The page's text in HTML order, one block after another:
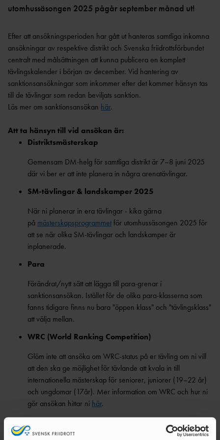
FUNKTIONÄR
utomhussäsongen 2025 pågår september månad ut!
Efter att ansökningsperioden har gått ut hanteras samtliga inkomna
ansökningar av respektive distrikt och Svenska friidrottsförbundet
centralt med målsättningen att kunna publicera en komplett
tävlingskalender i början av december. Vid hantering av
sanktionsansökningar som inkommer efter det kommer hänsyn tas
till de tävlingar som redan beviljats sanktion.
Läs mer om sanktionsansökan här.
Att ta hänsyn till vid ansökan är:
Distriktsmästerskap
Gemensam DM-helg för samtliga distrikt är 7–8 juni 2025
där vi ber er att inte planera in några arenatävlingar.
SM-tävlingar & landskamper 2025
När ni planerar in era tävlingar - kika gärna
på mästerskapsprogrammetför utomhussäsongen 2025 för
att se när olika SM-tävlingar och landskamper är
inplanerade.
Para
Förändrat/nytt sätt att lägga till para-grenar i
sanktionsansökan. Istället för de olika para-klasserna som
fanns tidigare finns nu bara "öppen klass" och "tävlingsklass"
att välja mellan.
WRC (World Ranking Competition)
Glöm inte att ansöka om WRC-status på er tävling om ni vill
att den ska ge möjlighet för tävlande att kvala in till
internationella mästerskap för seniorer, juniorer (19–22 år)
och ungdomar (17år). Mer information om WRC och hur ni
gör ansökan hittar ni här.
Athletics i tid för godkänd WRC-ansökan.(Var lite